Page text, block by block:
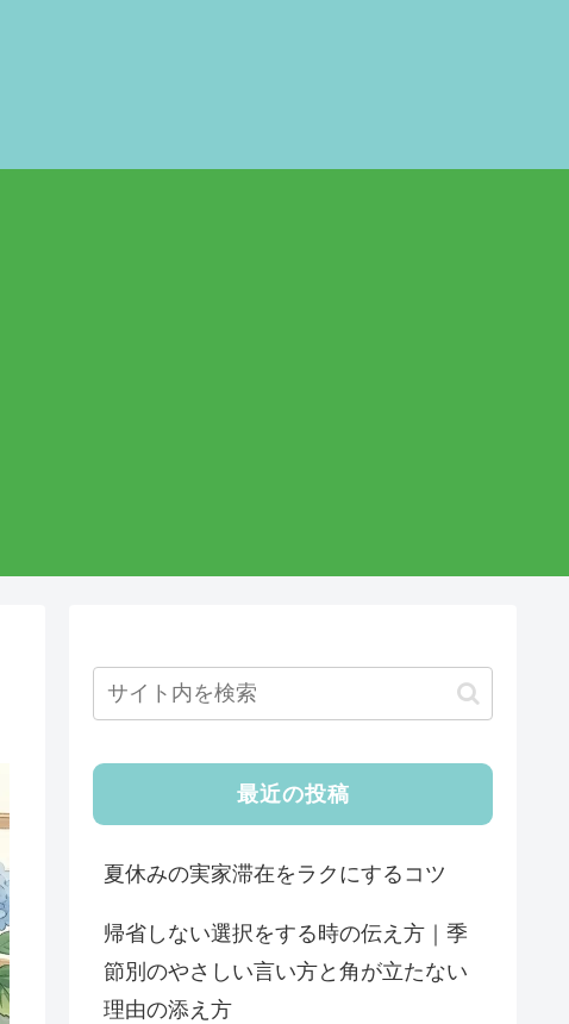
最近の投稿
夏休みの実家滞在をラクにするコツ
帰省しない選択をする時の伝え方｜季
節別のやさしい言い方と角が立たない
理由の添え方